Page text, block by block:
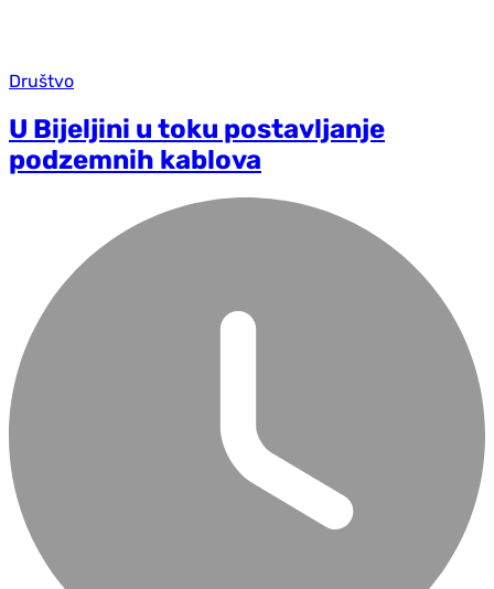
Društvo
U Bijeljini u toku postavljanje
podzemnih kablova